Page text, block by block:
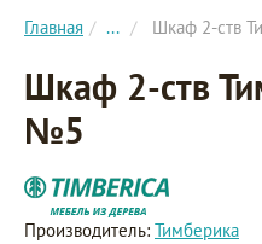
Главная ... Шкаф 2-ств
Шкаф 2-ств
№5
Производитель: Тимберика